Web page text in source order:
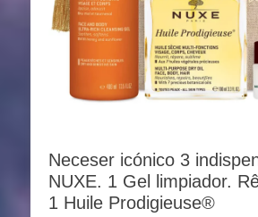
Neceser icónico 3
NUXE. 1 Gel limpiador.
1 Huile Prodigieuse®